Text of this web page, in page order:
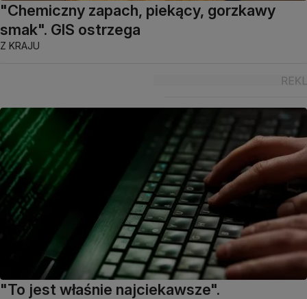
"Chemiczny zapach, piekący, gorzkawy
smak". GIS ostrzega
Z KRAJU
"To jest właśnie najciekawsze".